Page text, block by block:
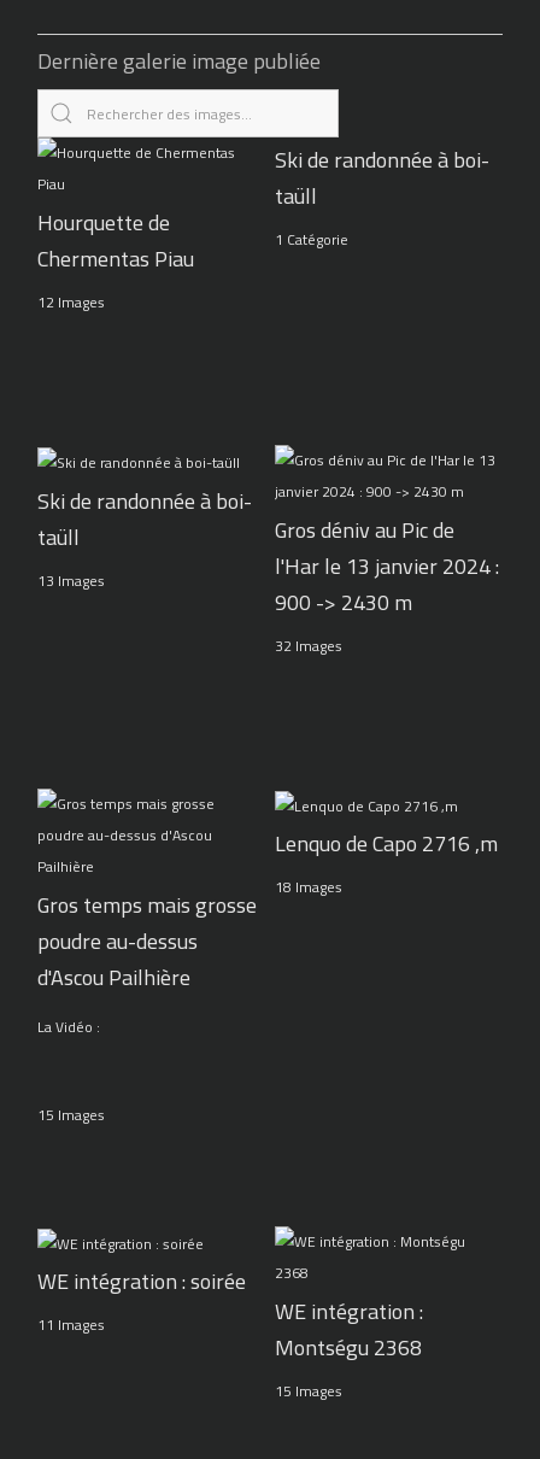
Dernière galerie image publiée
Hourquette de
Chermentas Piau
12 Images
Ski de randonnée à boi-
taüll
1 Catégorie
Ski de randonnée à boi-
taüll
13 Images
Gros déniv au Pic de
l'Har le 13 janvier 2024 :
900 -> 2430 m
32 Images
Gros temps mais grosse
poudre au-dessus
d'Ascou Pailhière
La Vidéo :
15 Images
Lenquo de Capo 2716 ,m
18 Images
WE intégration : soirée
11 Images
WE intégration :
Montségu 2368
15 Images